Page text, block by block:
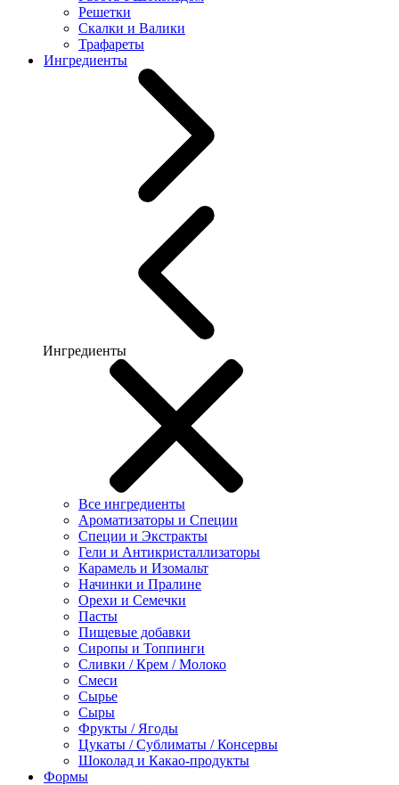
Решетки
Скалки и Валики
Трафареты
Ингредиенты
Ингредиенты
Все ингредиенты
Ароматизаторы и Специи
Специи и Экстракты
Гели и Антикристаллизаторы
Карамель и Изомальт
Начинки и Пралине
Орехи и Семечки
Пасты
Пищевые добавки
Сиропы и Топпинги
Сливки / Крем / Молоко
Смеси
Сырье
Сыры
Фрукты / Ягоды
Цукаты / Сублиматы / Консервы
Шоколад и Какао-продукты
Формы